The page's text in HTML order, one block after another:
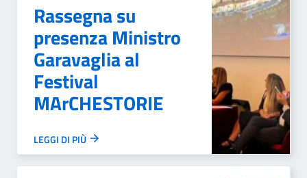
Rassegna su
presenza Ministro
Garavaglia al
Festival
MArCHESTORIE
LEGGI DI PIÙ